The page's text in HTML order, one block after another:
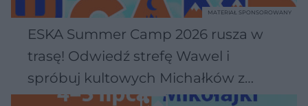
ESKA Summer Camp 2026 rusza w
trasę! Odwiedź strefę Wawel i
spróbuj kultowych Michałków z
Wawelu
MATERIAŁ SPONSOROWANY